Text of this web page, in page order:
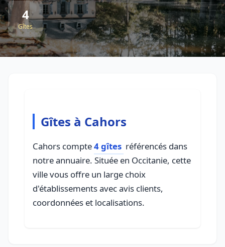
4
Gîtes
Gîtes à Cahors
Cahors compte4 gîtes référencés dans
notre annuaire. Située en Occitanie, cette
ville vous offre un large choix
d'établissements avec avis clients,
coordonnées et localisations.